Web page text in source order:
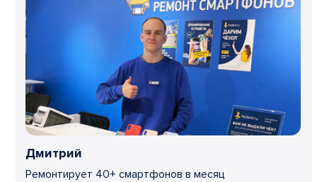
Дмитрий
Ремонтирует 40+ смартфонов в месяц